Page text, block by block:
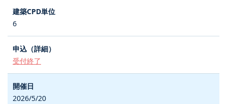
6
受付終了
2026/5/20